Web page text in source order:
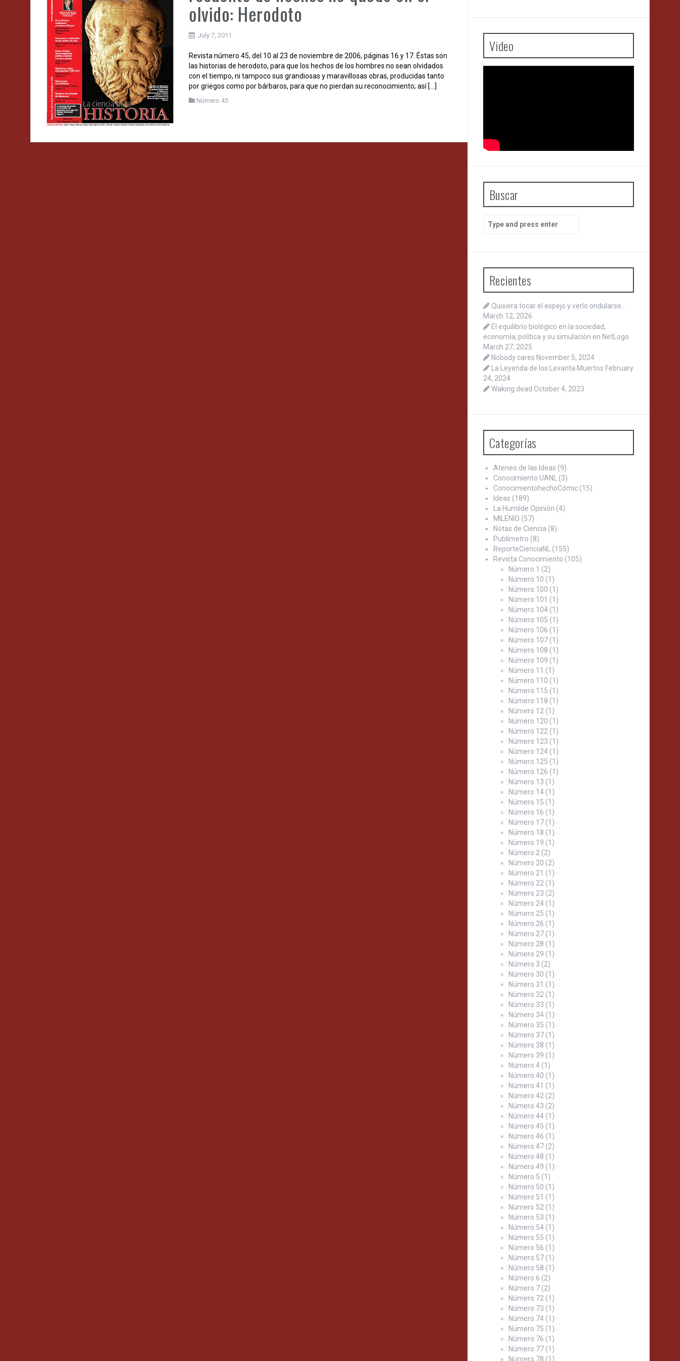
olvido: Herodoto
July 7, 2011
Revista número 45, del 10 al 23 de noviembre de 2006, páginas 16 y 17. Éstas son
las historias de herodoto, para que los hechos de los hombres no sean olvidados
con el tiempo, ni tampoco sus grandiosas y maravillosas obras, producidas tanto
por griegos como por bárbaros, para que no pierdan su reconocimiento; así […]
Número 45
Video
Buscar
for:
Recientes
Quisiera tocar el espejo y verlo ondularse…
March 12, 2026
El equilibrio biológico en la sociedad,
economía, política y su simulación en NetLogo
March 27, 2025
Nobody cares November 5, 2024
La Leyenda de los Levanta Muertos February
24, 2024
Waking dead October 4, 2023
Categorías
Ateneo de las Ideas (9)
Conocimiento UANL (3)
ConocimientohechoCómic(15)
Ideas (189)
La Humilde Opinión (4)
MILENIO (57)
Notas de Ciencia (8)
Publimetro (8)
ReporteCienciaNL (155)
Revista Conocimiento (105)
Número 1 (2)
Número 10 (1)
Número 100 (1)
Número 101 (1)
Número 104(1)
Número 105 (1)
Número 106 (1)
Número 107(1)
Número 108 (1)
Número 109 (1)
Número 11 (1)
Número 110 (1)
Número 115 (1)
Número 118 (1)
Número 12 (1)
Número 120 (1)
Número 122 (1)
Número 123 (1)
Número 124(1)
Número 125 (1)
Número 126 (1)
Número 13 (1)
Número 14(1)
Número 15 (1)
Número 16 (1)
Número 17(1)
Número 18 (1)
Número 19 (1)
Número 2 (2)
Número 20 (2)
Número 21 (1)
Número 22 (1)
Número 23 (2)
Número 24(1)
Número 25 (1)
Número 26 (1)
Número 27(1)
Número 28 (1)
Número 29 (1)
Número 3 (2)
Número 30 (1)
Número 31 (1)
Número 32 (1)
Número 33 (1)
Número 34(1)
Número 35 (1)
Número 37(1)
Número 38 (1)
Número 39 (1)
Número 4(1)
Número 40 (1)
Número 41 (1)
Número 42 (2)
Número 43 (2)
Número 44(1)
Número 45 (1)
Número 46 (1)
Número 47(2)
Número 48 (1)
Número 49 (1)
Número 5 (1)
Número 50 (1)
Número 51 (1)
Número 52 (1)
Número 53 (1)
Número 54(1)
Número 55 (1)
Número 56 (1)
Número 57(1)
Número 58 (1)
Número 6 (2)
Número 7(2)
Número 72 (1)
Número 73 (1)
Número 74(1)
Número 75 (1)
Número 76 (1)
Número 77(1)
Número 78 (1)